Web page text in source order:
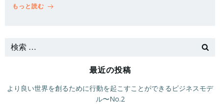
もっと読む
最近の投稿
より良い世界を創るために行動を起こすことができるビジネスモデ
ル〜No.2